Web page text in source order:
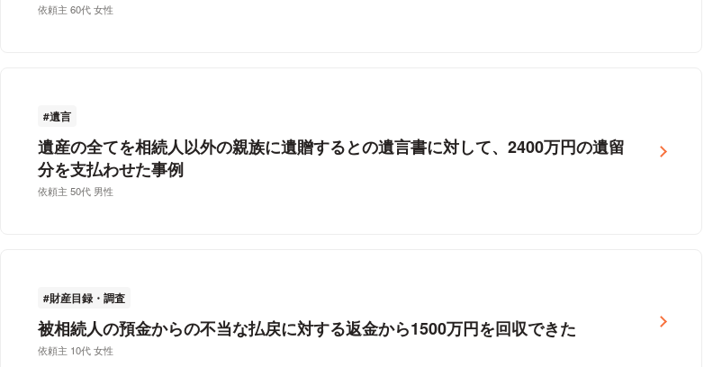
依頼主 60代 女性
遺言
遺産の全てを相続人以外の親族に遺贈するとの遺言書に対して、2400万円の遺留
分を支払わせた事例
依頼主 50代 男性
財産目録・調査
被相続人の預金からの不当な払戻に対する返金から1500万円を回収できた
依頼主 10代 女性